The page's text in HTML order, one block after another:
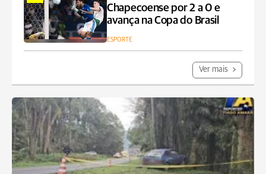
Chapecoense por 2 a 0 e
avança na Copa do Brasil
ESPORTE
Ver mais